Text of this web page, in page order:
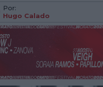
Por:
Hugo Calado